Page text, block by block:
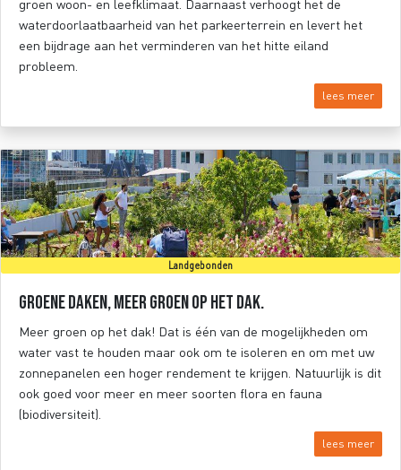
groen woon- en leefklimaat. Daarnaast verhoogt het de
waterdoorlaatbaarheid van het parkeerterrein en levert het
een bijdrage aan het verminderen van het hitte eiland
probleem.
lees meer
Landgebonden
Groene daken, meer groen op het dak.
Meer groen op het dak! Dat is één van de mogelijkheden om
water vast te houden maar ook om te isoleren en om met uw
zonnepanelen een hoger rendement te krijgen. Natuurlijk is dit
ook goed voor meer en meer soorten flora en fauna
(biodiversiteit).
lees meer